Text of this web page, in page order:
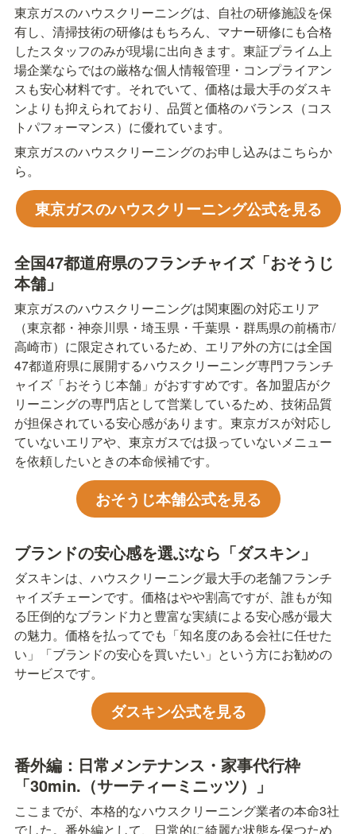
東京ガスのハウスクリーニングは、自社の研修施設を保
有し、清掃技術の研修はもちろん、マナー研修にも合格
したスタッフのみが現場に出向きます。東証プライム上
場企業ならではの厳格な個人情報管理・コンプライアン
スも安心材料です。それでいて、価格は最大手のダスキ
ンよりも抑えられており、品質と価格のバランス（コス
トパフォーマンス）に優れています。
東京ガスのハウスクリーニングのお申し込みはこちらか
ら。
東京ガスのハウスクリーニング公式を見る
全国47都道府県のフランチャイズ「おそうじ
本舗」
東京ガスのハウスクリーニングは関東圏の対応エリア
（東京都・神奈川県・埼玉県・千葉県・群馬県の前橋市/
高崎市）に限定されているため、エリア外の方には全国
47都道府県に展開するハウスクリーニング専門フランチ
ャイズ「おそうじ本舗」がおすすめです。各加盟店がク
リーニングの専門店として営業しているため、技術品質
が担保されている安心感があります。東京ガスが対応し
ていないエリアや、東京ガスでは扱っていないメニュー
を依頼したいときの本命候補です。
おそうじ本舗公式を見る
ブランドの安心感を選ぶなら「ダスキン」
ダスキンは、ハウスクリーニング最大手の老舗フランチ
ャイズチェーンです。価格はやや割高ですが、誰もが知
る圧倒的なブランド力と豊富な実績による安心感が最大
の魅力。価格を払ってでも「知名度のある会社に任せた
い」「ブランドの安心を買いたい」という方にお勧めの
サービスです。
ダスキン公式を見る
番外編：日常メンテナンス・家事代行枠
「30min.（サーティーミニッツ）」
ここまでが、本格的なハウスクリーニング業者の本命3社
でした。番外編として、日常的に綺麗な状態を保つため